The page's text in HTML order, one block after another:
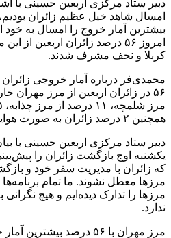
دبیر ستاد مرکزی اربعین حسینی با
امسال شاهد خیل عظیم زائران
بیشترین آمار خروج را امسال به
امروز ۵۶ درصد زائران اربعین
کربلا و نجف مشرف شدند.
محمدی‌فر درباره آمار خروجی
همچنین ۲ درصد زائران به صورت هوایی وارد خاک عراق شده‌اند.
دبیر ستاد مرکزی اربعین حسینی با
یکشنبه اوج بازگشت زائران را
که زائران با مدیریت سفر خود و
مرزها معطل نشوند. ما تمام برنامه‌ها
مرزها را تدارک دیده‌ایم و هیچ
ندارد.
مرز مهران با ۵۶ درصد